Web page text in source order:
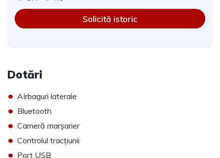
Solicită istoric
Dotări
• AIrbaguri laterale
• Bluetooth
• Cameră marșarier
• Controlul tracțiunii
• Port USB